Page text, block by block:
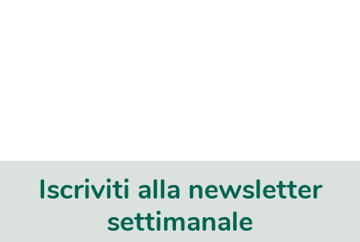
Iscriviti alla newsletter
settimanale